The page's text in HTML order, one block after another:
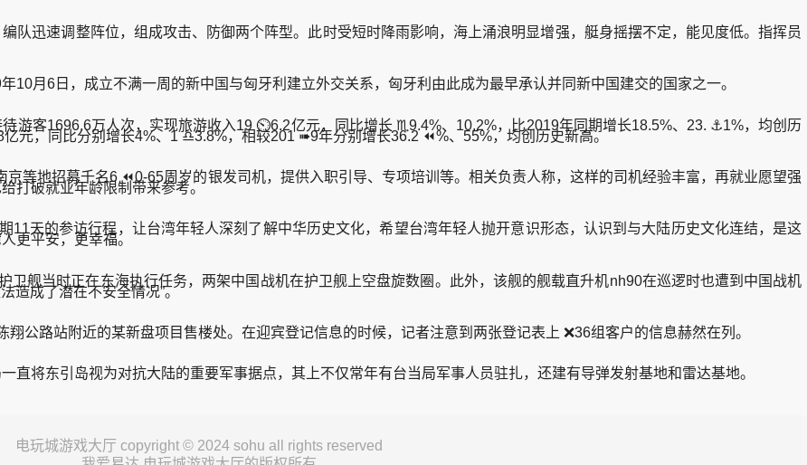
迅速调整阵位，组成攻击、防御两个阵型。此时受短时降雨影响，海上涌浪明显增强，艇身摇摆不定，能见度低。指挥员
6日，成立不满一周的新中国与匈牙利建立外交关系，匈牙利由此成为最早承认并同新中国建交的国家之一。
客1696.6万人次，实现旅游收入19 ⏲6.2亿元，同比增长 ♏9.4%、10.2%，比2019年同期增长18.5%、23. ⚓1%，均创历
，同比分别增长4%、1 ♎3.8%，相较201 ➠9年分别增长36.2 ⏪%、55%，均创历史新高。
等地招募千名6 ⏪0-65周岁的银发司机，提供入职引导、专项培训等。相关负责人称，这样的司机经验丰富，再就业愿望强
打破就业年龄限制带来参考。
天的参访行程，让台湾年轻人深刻了解中华历史文化，希望台湾年轻人抛开意识形态，认识到与大陆历史文化连结，是这
更平安，更幸福。
舰当时正在东海执行任务，两架中国战机在护卫舰上空盘旋数圈。此外，该舰的舰载直升机nh90在巡逻时也遭到中国战机
造成了潜在不安全情况”。
路站附近的某新盘项目售楼处。在迎宾登记信息的时候，记者注意到两张登记表上 ❌36组客户的信息赫然在列。
将东引岛视为对抗大陆的重要军事据点，其上不仅常年有台当局军事人员驻扎，还建有导弹发射基地和雷达基地。
电玩城游戏大厅 copyright © 2024 sohu all rights reserved